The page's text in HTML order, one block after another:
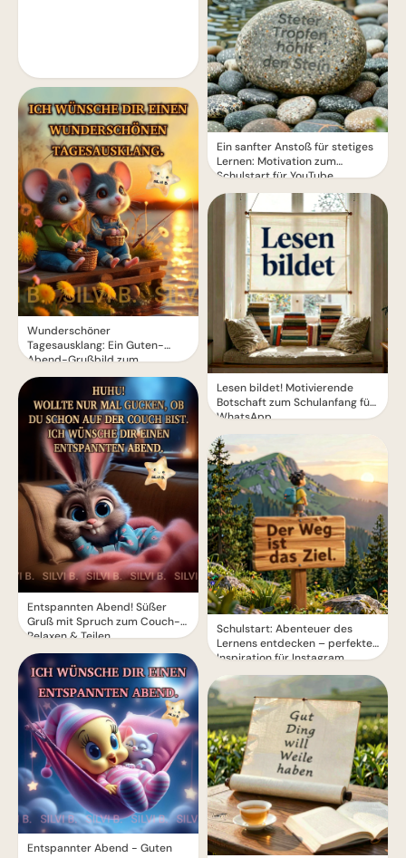
Wunderschöner
Tagesausklang: Ein Guten-
Abend-Grußbild zum
Entspannen
Entspannten Abend! Süßer
Gruß mit Spruch zum Couch-
Relaxen & Teilen
Entspannter Abend - Guten
Ein sanfter Anstoß für stetiges
Lernen: Motivation zum
Schulstart für YouTube.
Lesen bildet! Motivierende
Botschaft zum Schulanfang für
WhatsApp
Schulstart: Abenteuer des
Lernens entdecken – perfekte
Inspiration für Instagram